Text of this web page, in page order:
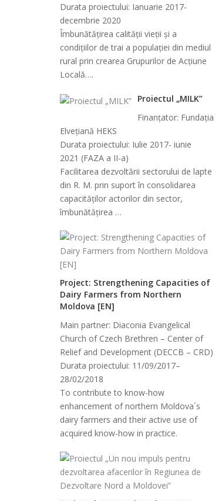
Durata proiectului: Ianuarie 2017-
decembrie 2020
Îmbunătățirea calității vieții și a
condițiilor de trai a populației din mediul
rural prin crearea Grupurilor de Acţiune
Locală….
Proiectul „MILK”
Finanţator: Fundația
Elvețiană HEKS
Durata proiectului: Iulie 2017- iunie
2021 (FAZA a II-a)
Facilitarea dezvoltării sectorului de lapte
din R. M. prin suport în consolidarea
capacităților actorilor din sector,
îmbunătățirea …
Project: Strengthening Capacities of
Dairy Farmers from Northern
Moldova [EN]
Main partner: Diaconia Evangelical
Church of Czech Brethren – Center of
Relief and Development (DECCB – CRD)
Durata proiectului: 11/09/2017–
28/02/2018
To contribute to know-how
enhancement of northern Moldova´s
dairy farmers and their active use of
acquired know-how in practice.